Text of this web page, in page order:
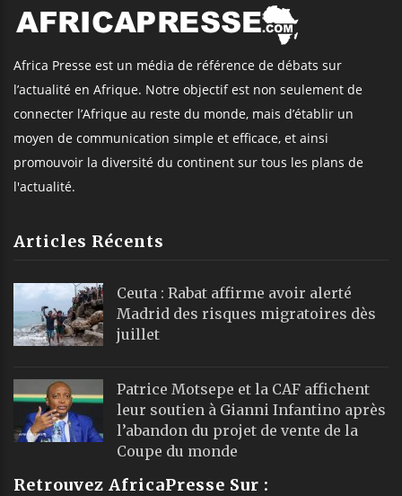
Africa Presse est un média de référence de débats sur
l’actualité en Afrique. Notre objectif est non seulement de
connecter l’Afrique au reste du monde, mais d’établir un
moyen de communication simple et efficace, et ainsi
promouvoir la diversité du continent sur tous les plans de
l'actualité.
Articles Récents
Ceuta : Rabat affirme avoir alerté
Madrid des risques migratoires dès
juillet
Patrice Motsepe et la CAF affichent
leur soutien à Gianni Infantino après
l’abandon du projet de vente de la
Coupe du monde
Retrouvez AfricaPresse Sur :